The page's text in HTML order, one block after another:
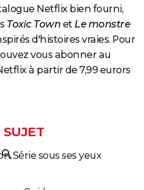
Netflix bien fourni,
Toxic Town et Le monstre
d'histoires vraies. Pour
vous abonner au
à partir de 7,99 eurors
Série sous ses yeux